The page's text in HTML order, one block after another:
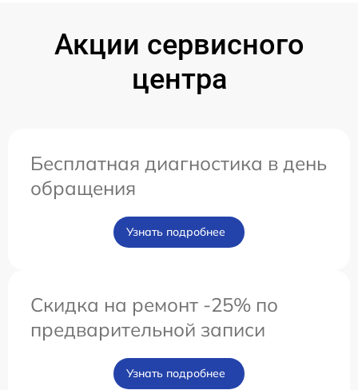
Акции сервисного
центра
Бесплатная диагностика в день
обращения
Узнать подробнее
Скидка на ремонт -25% по
предварительной записи
Узнать подробнее